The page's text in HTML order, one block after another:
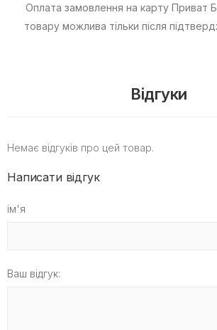
Оплата замовлення на карту Приват
товару можлива тільки після
Відгуки
Немає відгуків про цей товар.
Написати відгук
ім'я
Ваш відгук: